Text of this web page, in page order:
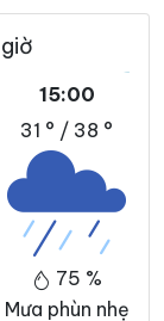
15:00
31 ° / 38 °
75 %
Mưa phùn nhẹ